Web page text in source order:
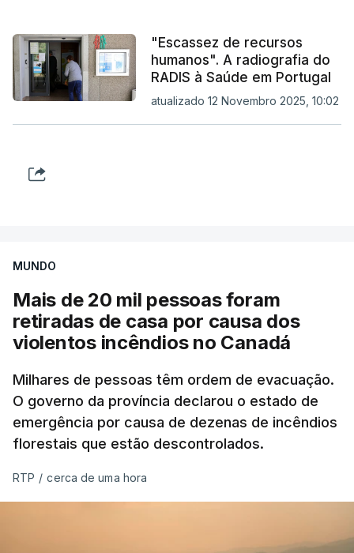
"Escassez de recursos
humanos". A radiografia do
RADIS à Saúde em Portugal
atualizado 12 Novembro 2025, 10:02
MUNDO
Mais de 20 mil pessoas foram
retiradas de casa por causa dos
violentos incêndios no Canadá
Milhares de pessoas têm ordem de evacuação.
O governo da província declarou o estado de
emergência por causa de dezenas de incêndios
florestais que estão descontrolados.
RTP / cerca de uma hora